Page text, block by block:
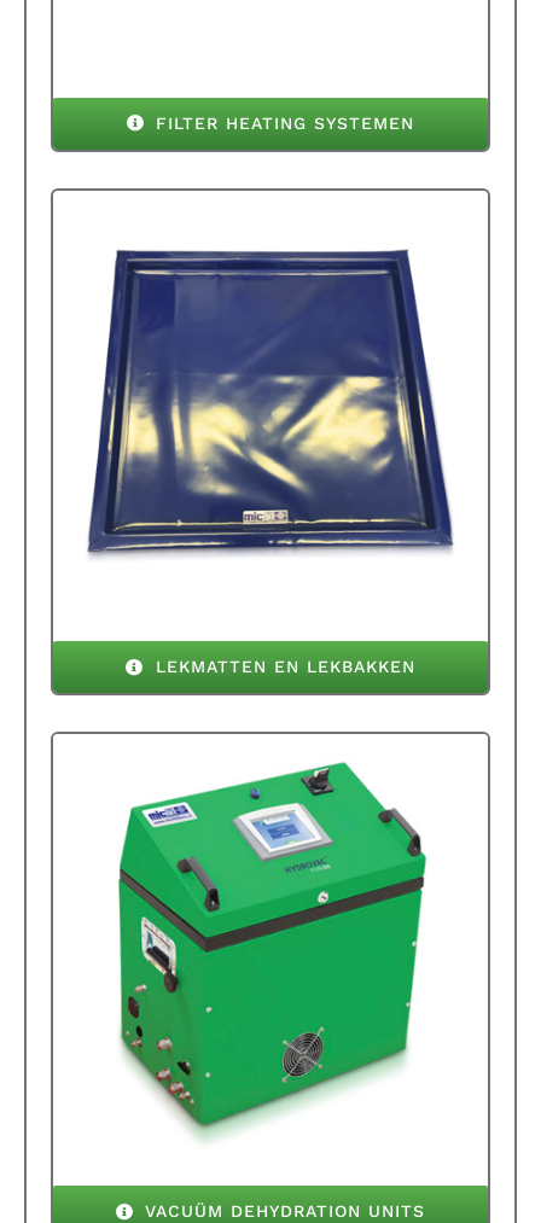
FILTER HEATING SYSTEMEN
LEKMATTEN EN LEKBAKKEN
VACUÜM DEHYDRATION UNITS